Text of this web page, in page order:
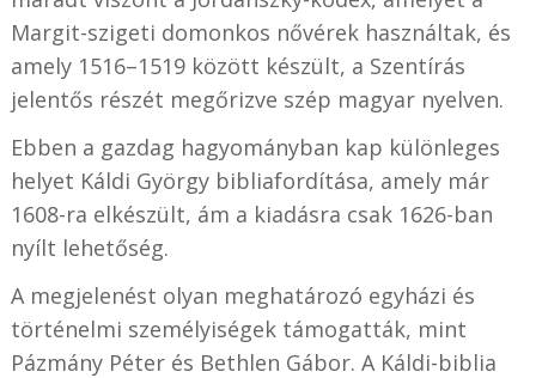
Margit-szigeti domonkos nővérek használtak, és
amely 1516–1519 között készült, a Szentírás
jelentős részét megőrizve szép magyar nyelven.
Ebben a gazdag hagyományban kap különleges
helyet Káldi György bibliafordítása, amely már
1608-ra elkészült, ám a kiadásra csak 1626-ban
nyílt lehetőség.
A megjelenést olyan meghatározó egyházi és
történelmi személyiségek támogatták, mint
Pázmány Péter és Bethlen Gábor. A Káldi-biblia